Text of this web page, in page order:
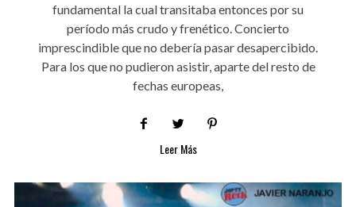
fundamental la cual transitaba entonces por su
período más crudo y frenético. Concierto
imprescindible que no debería pasar desapercibido.
Para los que no pudieron asistir, aparte del resto de
fechas europeas,
Leer Más